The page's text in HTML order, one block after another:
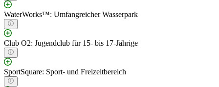
WaterWorks™: Umfangreicher Wasserpark
Club O2: Jugendclub für 15- bis 17-Jährige
SportSquare: Sport- und Freizeitbereich